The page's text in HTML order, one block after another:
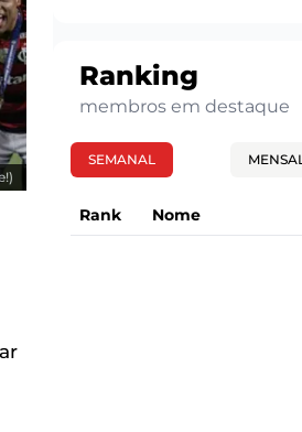
Ranking
membros em destaque
SEMANAL MENSAL
Rank Nome